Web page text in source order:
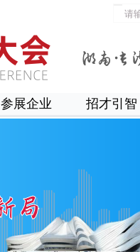
参展企业 招才引智